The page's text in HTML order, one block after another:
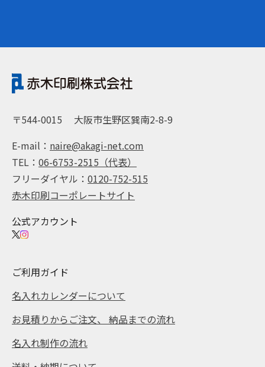
〒544-0015
大阪市生野区巽南2-8-9
E-mail： naire@akagi-net.com
TEL： 06-6753-2515（代表）
フリーダイヤル： 0120-752-515
赤木印刷コーポレートサイト
公式アカウント
ご利用ガイド
名入れカレンダーについて
お見積りからご注文、 納品までの流れ
名入れ制作の流れ